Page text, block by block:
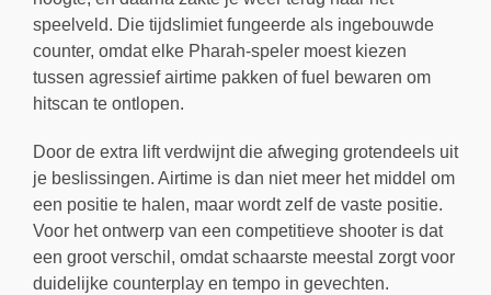
speelveld. Die tijdslimiet fungeerde als ingebouwde
counter, omdat elke Pharah-speler moest kiezen
tussen agressief airtime pakken of fuel bewaren om
hitscan te ontlopen.
Door de extra lift verdwijnt die afweging grotendeels uit
je beslissingen. Airtime is dan niet meer het middel om
een positie te halen, maar wordt zelf de vaste positie.
Voor het ontwerp van een competitieve shooter is dat
een groot verschil, omdat schaarste meestal zorgt voor
duidelijke counterplay en tempo in gevechten.